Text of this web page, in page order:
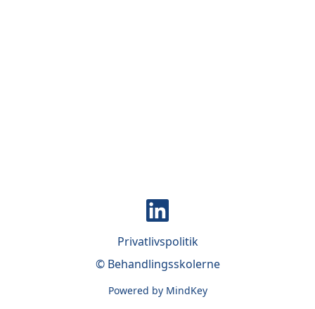
Privatlivspolitik
© Behandlingsskolerne
Powered by MindKey